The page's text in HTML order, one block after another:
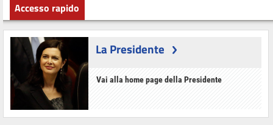
Accesso rapido
La Presidente
Vai alla home page della Presidente